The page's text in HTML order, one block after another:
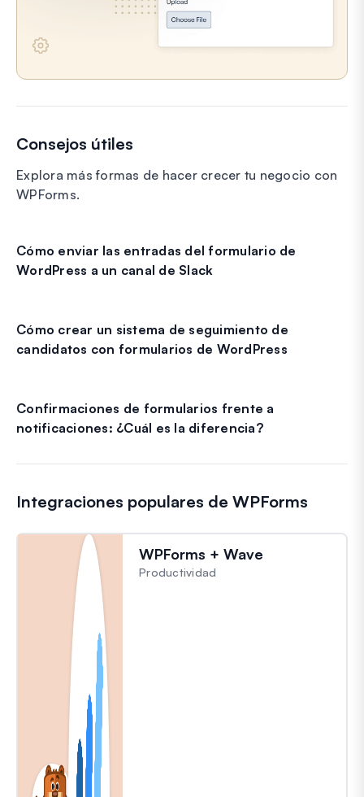
Consejos útiles
Explora más formas de hacer crecer tu negocio con
WPForms.
Cómo enviar las entradas del formulario de
WordPress a un canal de Slack
Cómo crear un sistema de seguimiento de
candidatos con formularios de WordPress
Confirmaciones de formularios frente a
notificaciones: ¿Cuál es la diferencia?
Integraciones populares de WPForms
WPForms + Wave
Productividad